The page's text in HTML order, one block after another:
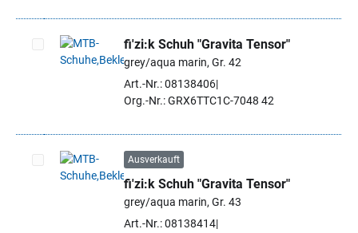
Artikel auswählen
fi'zi:k Schuh "Gravita Tensor"
grey/aqua marin, Gr. 42
Art.-Nr.: 08138406
Org.-Nr.: GRX6TTC1C-7048 42
Artikel auswählen
Ausverkauft
fi'zi:k Schuh "Gravita Tensor"
grey/aqua marin, Gr. 43
Art.-Nr.: 08138414